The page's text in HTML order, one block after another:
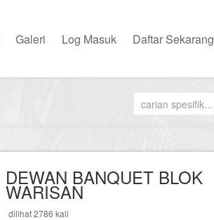
Galeri Log Masuk Daftar Sekarang
DEWAN BANQUET BLOK
WARISAN
dilihat 2786 kali